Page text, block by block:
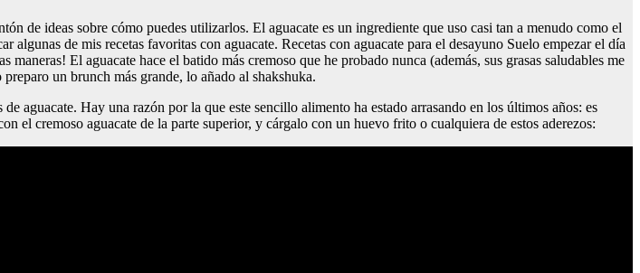
de ideas sobre cómo puedes utilizarlos. El aguacate es un ingrediente que uso casi tan a menudo como el
de mis recetas favoritas con aguacate. Recetas con aguacate para el desayuno Suelo empezar el día
El aguacate hace el batido más cremoso que he probado nunca (además, sus grasas saludables me
un brunch más grande, lo añado al shakshuka.
aguacate. Hay una razón por la que este sencillo alimento ha estado arrasando en los últimos años: es
el cremoso aguacate de la parte superior, y cárgalo con un huevo frito o cualquiera de estos aderezos: